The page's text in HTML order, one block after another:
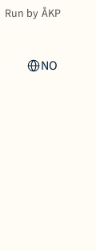
Run by ÅKP
NO